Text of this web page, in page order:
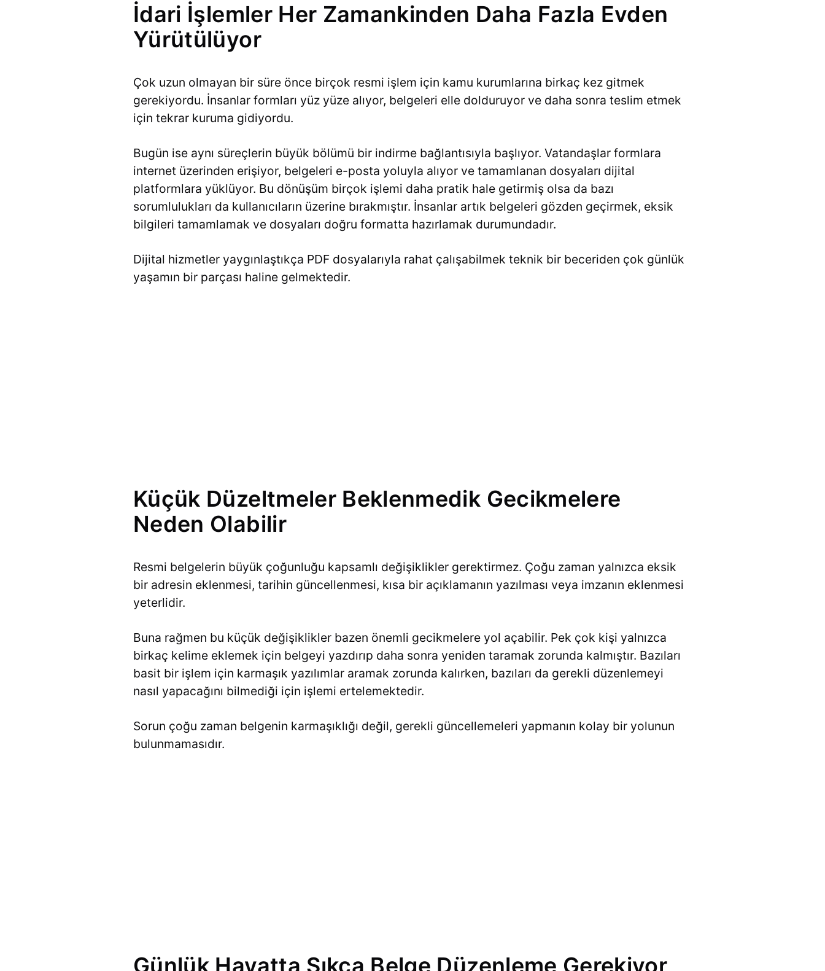
İdari İşlemler Her Zamankinden Daha Fazla Evden
Yürütülüyor
Çok uzun olmayan bir süre önce birçok resmi işlem için kamu kurumlarına birkaç kez gitmek
gerekiyordu. İnsanlar formları yüz yüze alıyor, belgeleri elle dolduruyor ve daha sonra teslim etmek
için tekrar kuruma gidiyordu.
Bugün ise aynı süreçlerin büyük bölümü bir indirme bağlantısıyla başlıyor. Vatandaşlar formlara
internet üzerinden erişiyor, belgeleri e-posta yoluyla alıyor ve tamamlanan dosyaları dijital
platformlara yüklüyor. Bu dönüşüm birçok işlemi daha pratik hale getirmiş olsa da bazı
sorumlulukları da kullanıcıların üzerine bırakmıştır. İnsanlar artık belgeleri gözden geçirmek, eksik
bilgileri tamamlamak ve dosyaları doğru formatta hazırlamak durumundadır.
Dijital hizmetler yaygınlaştıkça PDF dosyalarıyla rahat çalışabilmek teknik bir beceriden çok günlük
yaşamın bir parçası haline gelmektedir.
Küçük Düzeltmeler Beklenmedik Gecikmelere
Neden Olabilir
Resmi belgelerin büyük çoğunluğu kapsamlı değişiklikler gerektirmez. Çoğu zaman yalnızca eksik
bir adresin eklenmesi, tarihin güncellenmesi, kısa bir açıklamanın yazılması veya imzanın eklenmesi
yeterlidir.
Buna rağmen bu küçük değişiklikler bazen önemli gecikmelere yol açabilir. Pek çok kişi yalnızca
birkaç kelime eklemek için belgeyi yazdırıp daha sonra yeniden taramak zorunda kalmıştır. Bazıları
basit bir işlem için karmaşık yazılımlar aramak zorunda kalırken, bazıları da gerekli düzenlemeyi
nasıl yapacağını bilmediği için işlemi ertelemektedir.
Sorun çoğu zaman belgenin karmaşıklığı değil, gerekli güncellemeleri yapmanın kolay bir yolunun
bulunmamasıdır.
Günlük Hayatta Sıkça Belge Düzenleme Gerekiyor